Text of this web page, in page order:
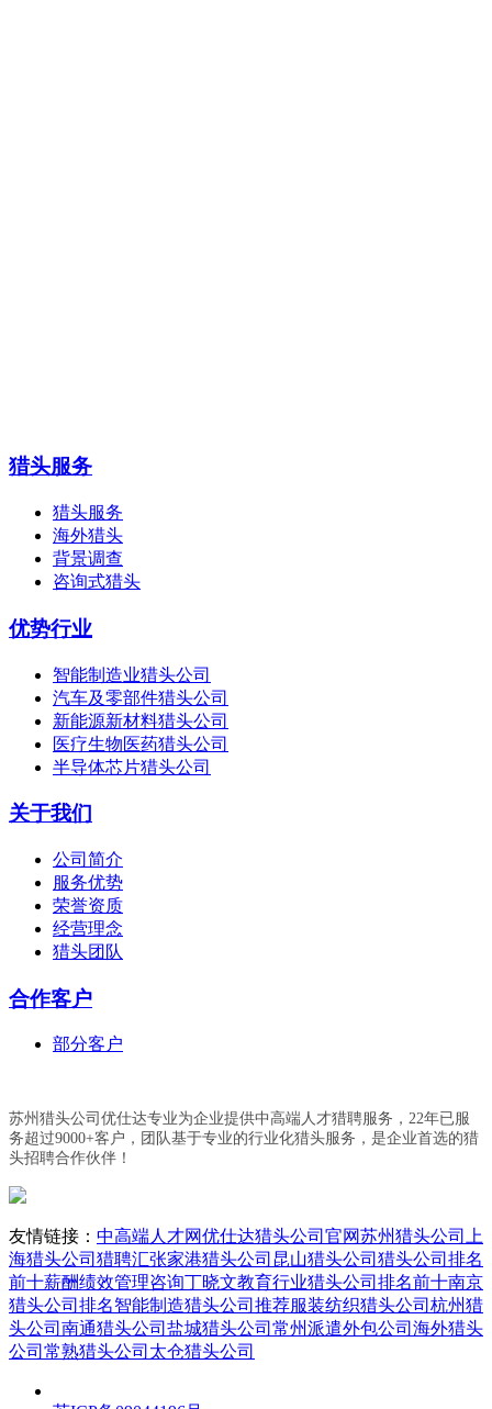
猎头服务
猎头服务
海外猎头
背景调查
咨询式猎头
优势行业
智能制造业猎头公司
汽车及零部件猎头公司
新能源新材料猎头公司
医疗生物医药猎头公司
半导体芯片猎头公司
关于我们
公司简介
服务优势
荣誉资质
经营理念
猎头团队
合作客户
部分客户
苏州猎头公司优仕达专业为企业提供中高端人才猎聘服务，22年已服
务超过9000+客户，团队基于专业的行业化猎头服务，是企业首选的猎
头招聘合作伙伴！
友情链接： 中高端人才网优仕达猎头公司官网苏州猎头公司 上
海猎头公司 猎聘汇张家港猎头公司 昆山猎头公司 猎头公司排名
前十薪酬绩效管理咨询丁晓文教育行业猎头公司排名前十南京
猎头公司排名智能制造猎头公司推荐服装纺织猎头公司 杭州猎
头公司 南通猎头公司 盐城猎头公司 常州派遣外包公司 海外猎头
公司 常熟猎头公司 太仓猎头公司